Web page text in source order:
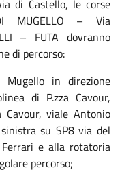
di Castello, le corse
MUGELLO – Via
– FUTA dovranno
di percorso:
in direzione
di P.zza Cavour,
viale Antonio
su SP8 via del
e alla rotatoria
percorso;